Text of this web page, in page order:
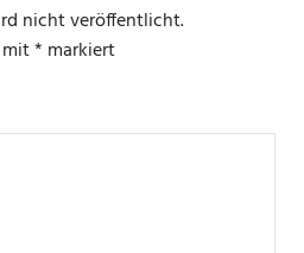
nicht veröffentlicht.
* markiert